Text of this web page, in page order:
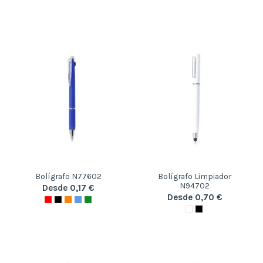
Bolígrafo N77602
Desde 0,17 €
Bolígrafo Limpiador
N94702
Desde 0,70 €